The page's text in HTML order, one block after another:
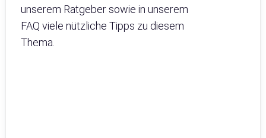
unserem Ratgeber sowie in unserem
FAQ viele nützliche Tipps zu diesem
Thema.